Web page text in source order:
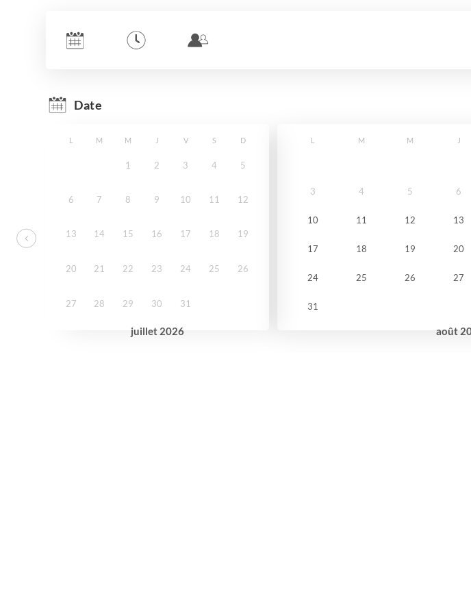
Date
juillet 2026
L M M J V S D
1 2 3 4 5
6 7 8 9 10 11 12
13 14 15 16 17 18 19
20 21 22 23 24 25 26
27 28 29 30 31
août
L M M J
3 4 5 6
10 11 12 13
17 18 19 20
24 25 26 27
31